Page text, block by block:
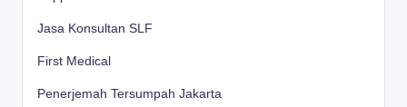
Jasa Konsultan SLF
First Medical
Penerjemah Tersumpah Jakarta